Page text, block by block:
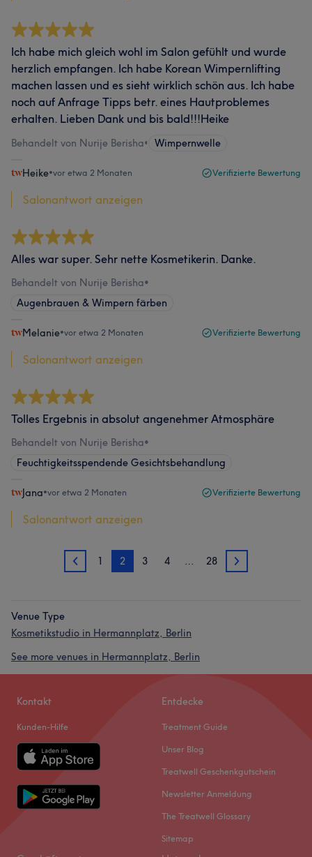
Ich habe mich gleich wohl im Salon gefühlt und wurde
herzlich empfangen. Ich habe Korean Wimpernlifting
machen lassen und es sieht wirklich schön aus. Ich habe
noch auf Anfrage Tipps betr. eines Hautproblemes
erhalten. Lieben Dank und bis bald!!!Heike
Behandelt von Nurije Berisha• Wimpernwelle
Heike•vor etwa 2 Monaten Verifizierte Bewertung
Salonantwort anzeigen
Alles war super. Sehr nette Kosmetikerin. Danke.
Behandelt von Nurije Berisha•
Augenbrauen & Wimpern färben
Melanie•vor etwa 2 Monaten Verifizierte Bewertung
Salonantwort anzeigen
Tolles Ergebnis in absolut angenehmer Atmosphäre
Behandelt von Nurije Berisha•
Feuchtigkeitsspendende Gesichtsbehandlung
Jana•vor etwa 2 Monaten Verifizierte Bewertung
Salonantwort anzeigen
1 1 2 3 4 … 28 3
Venue Type
Kosmetikstudio in Hermannplatz, Berlin
See more venues in Hermannplatz, Berlin
Kontakt
Kunden-Hilfe
Entdecke
Treatment Guide
Unser Blog
Treatwell Geschenkgutschein
Newsletter Anmeldung
The Treatwell Glossary
Sitemap